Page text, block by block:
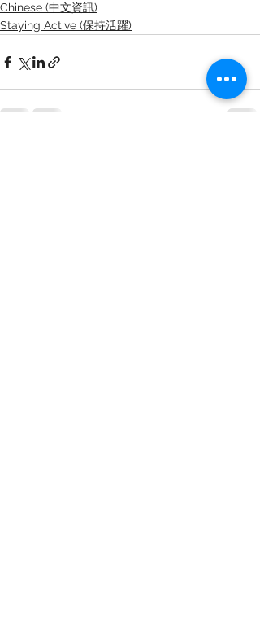
Chinese (中文資訊)
Staying Active (保持活躍)